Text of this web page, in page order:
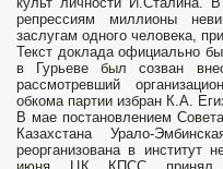
репрессиям миллионы
заслугам одного человека,
Текст доклада официально
в Гурьеве был созван
рассмотревший
обкома партии избран К.А.
В мае постановлением
Казахстана Урало-
реорганизована в институт